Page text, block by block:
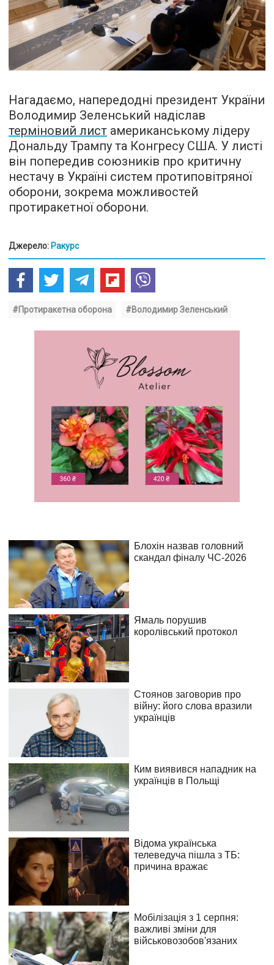
Нагадаємо, напередодні президент України
Володимир Зеленський надіслав
терміновий лист американському лідеру
Дональду Трампу та Конгресу США. У листі
він попередив союзників про критичну
нестачу в Україні систем протиповітряної
оборони, зокрема можливостей
протиракетної оборони.
Джерело: Ракурс
#Протиракетна оборона #Володимир Зеленський